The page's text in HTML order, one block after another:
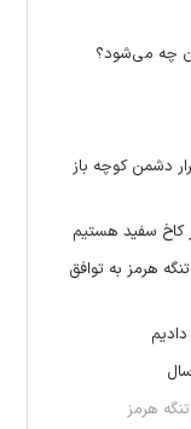
چه می‌شود؟
دشمن کوچه باز
کاخ سفید هستیم
هرمز به توافق
هرمز